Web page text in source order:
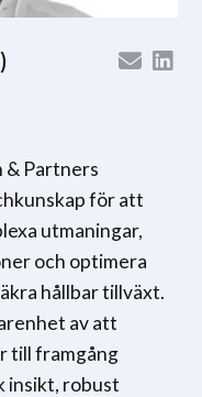
& Partners
för att
utmaningar,
och optimera
hållbar tillväxt.
av att
till framgång
insikt, robust